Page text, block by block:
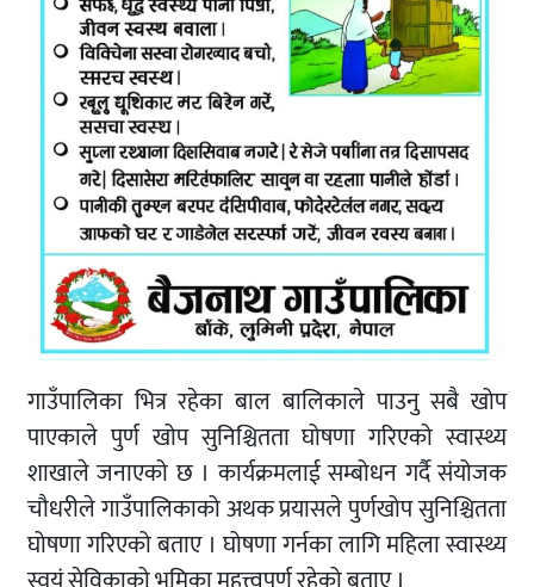
गाउँपालिका भित्र रहेका बाल बालिकाले पाउनु सबै खोप
पाएकाले पुर्ण खोप सुनिश्चितता घोषणा गरिएको स्वास्थ्य
शाखाले जनाएको छ । कार्यक्रमलाई सम्बोधन गर्दै संयोजक
चौधरीले गाउँपालिकाको अथक प्रयासले पुर्णखोप सुनिश्चितता
घोषणा गरिएको बताए । घोषणा गर्नका लागि महिला स्वास्थ्य